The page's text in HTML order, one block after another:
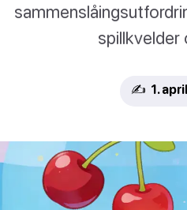
spillkvelder
✍️ 1.